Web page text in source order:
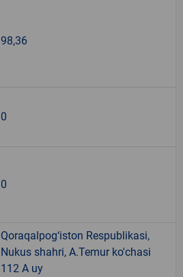
98,36
0
0
Qoraqalpog‘iston Respublikasi,
Nukus shahri, A.Temur ko'chasi
112 A uy